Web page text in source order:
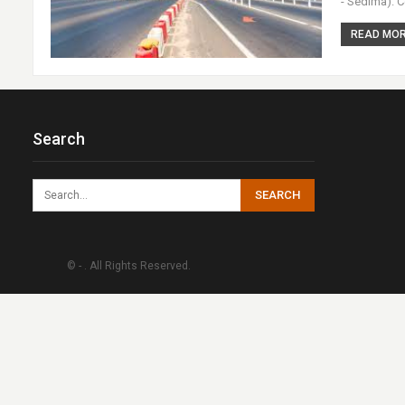
READ
Search
© - . All Rights Reserved.